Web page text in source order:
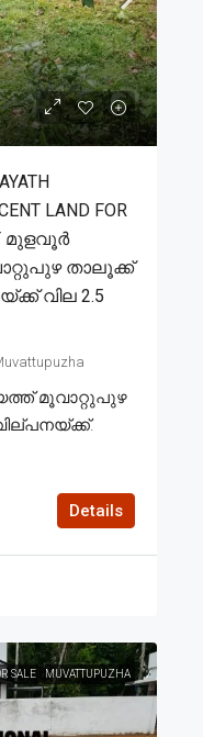
LAND FOR
മുളവൂർ
താലൂക്ക്
വില 2.5
മൂവാറ്റുപുഴ
Details
SALE MUVATTUPUZHA